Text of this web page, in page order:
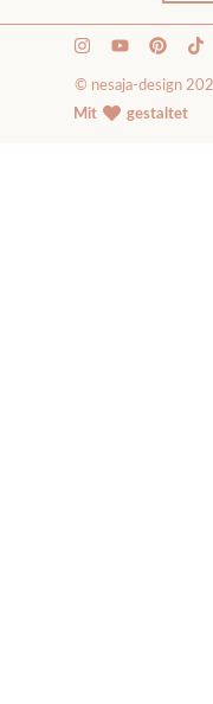
© nesaja-design
Mit
gestaltet